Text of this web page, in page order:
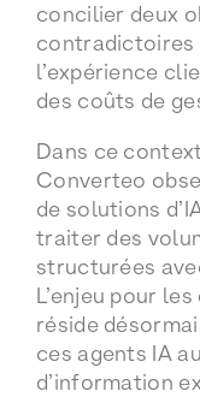
concilier deux
contradictoires
l’expérience
des coûts de
Dans ce
Converteo
de solutions
traiter des
structurées
L’enjeu pour
réside
ces agents IA
d’information